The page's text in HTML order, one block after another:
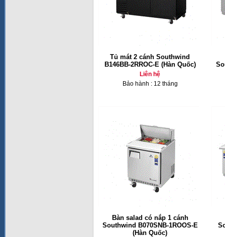
Tủ mát 2 cánh Southwind
B146BB-2RROC-E (Hàn Quốc)
Liên hệ
Bảo hành : 12 tháng
Bàn salad có nắp 1 cánh
Southwind B070SNB-1ROOS-E
(Hàn Quốc)